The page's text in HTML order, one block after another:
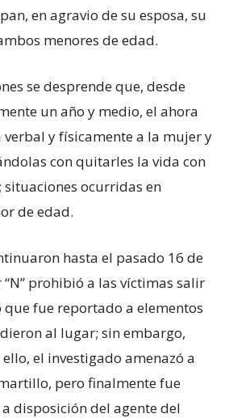
en agravio de su esposa, su
menores de edad.
se desprende que, desde
un año y medio, el ahora
y físicamente a la mujer y
con quitarles la vida con
ocurridas en
de edad.
hasta el pasado 16 de
“N” prohibió a las víctimas salir
fue reportado a elementos
al lugar; sin embargo,
el investigado amenazó a
pero finalmente fue
disposición del agente del